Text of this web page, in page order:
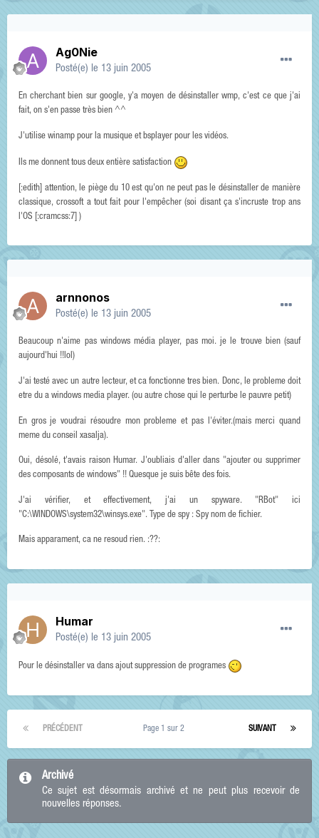
Ag0Nie
Posté(e) le 13 juin 2005
En cherchant bien sur google, y'a moyen de désinstaller wmp, c'est ce que j'ai
fait, on s'en passe très bien ^^
J'utilise winamp pour la musique et bsplayer pour les vidéos.
Ils me donnent tous deux entière satisfaction
[:edith] attention, le piège du 10 est qu'on ne peut pas le désinstaller de manière
classique, crossoft a tout fait pour l'empêcher (soi disant ça s'incruste trop ans
l'OS [:cramcss:7] )
arnnonos
Posté(e) le 13 juin 2005
Beaucoup n'aime pas windows média player, pas moi. je le trouve bien (sauf
aujourd'hui !!lol)
J'ai testé avec un autre lecteur, et ca fonctionne tres bien. Donc, le probleme doit
etre du a windows media player. (ou autre chose qui le perturbe le pauvre petit)
En gros je voudrai résoudre mon probleme et pas l'éviter.(mais merci quand
meme du conseil xasalja).
Oui, désolé, t'avais raison Humar. J'oubliais d'aller dans "ajouter ou supprimer
des composants de windows" !! Quesque je suis bête des fois.
J'ai vérifier, et effectivement, j'ai un spyware. "RBot" ici
"C:\WINDOWS\system32\winsys.exe". Type de spy : Spy nom de fichier.
Mais apparament, ca ne resoud rien. :??:
Humar
Posté(e) le 13 juin 2005
Pour le désinstaller va dans ajout suppression de programes
PRÉCÉDENT SUIVANT
Page 1 sur 2
Archivé
Ce sujet est désormais archivé et ne peut plus recevoir de
nouvelles réponses.